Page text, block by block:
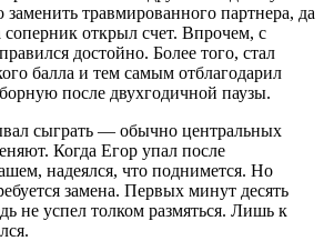
заменить травмированного партнера, да
открыл счет. Впрочем, с
достойно. Более того, стал
балла и тем самым отблагодарил
после двухгодичной паузы.
сыграть — обычно центральных
Когда Егор упал после
надеялся, что поднимется. Но
замена. Первых минут десять
не успел толком размяться. Лишь к